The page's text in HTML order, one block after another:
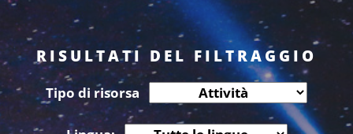
RISULTATI DEL FILTRAGGIO
Tipo di risorsa